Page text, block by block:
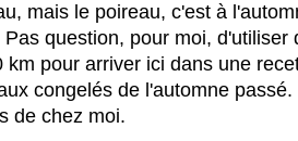
mais le poireau, c'est à
question, pour moi, d'utiliser
pour arriver ici dans une
congelés de l'automne passé.
de chez moi.